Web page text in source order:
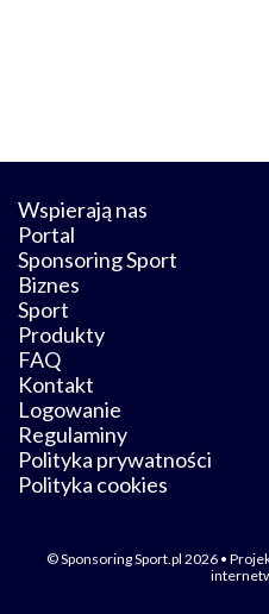
Wspierają nas
Portal
Sponsoring Sport
Biznes
Sport
Produkty
FAQ
Kontakt
Logowanie
Regulaminy
Polityka prywatności
Polityka cookies
© Sponsoring Sport.pl 2026 •